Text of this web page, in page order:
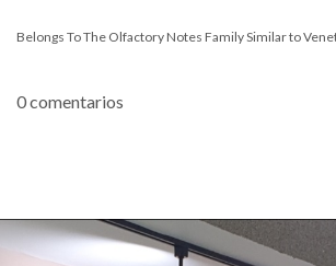
Belongs To The Olfactory Notes Family Similar to
0 comentarios